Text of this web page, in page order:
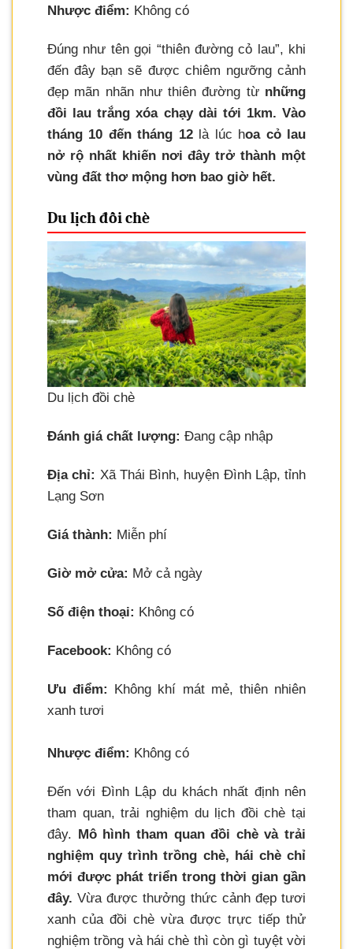
Nhược điểm: Không có
Đúng như tên gọi “thiên đường cỏ lau”, khi
đến đây bạn sẽ được chiêm ngưỡng cảnh
đẹp mãn nhãn như thiên đường từ những
đồi lau trắng xóa chạy dài tới 1km. Vào
tháng 10 đến tháng 12là lúc hoa cỏ lau
nở rộ nhất khiến nơi đây trở thành một
vùng đất thơ mộng hơn bao giờ hết.
Du lịch đồi chè
Du lịch đồi chè
Đánh giá chất lượng: Đang cập nhập
Địa chỉ: Xã Thái Bình, huyện Đình Lập, tỉnh
Lạng Sơn
Giá thành: Miễn phí
Giờ mở cửa: Mở cả ngày
Số điện thoại: Không có
Facebook: Không có
Ưu điểm:
Không khí mát mẻ, thiên nhiên
xanh tươi
Nhược điểm: Không có
Đến với Đình Lập du khách nhất định nên
tham quan, trải nghiệm du lịch đồi chè tại
đây.
Mô hình tham quan đồi chè và trải
nghiệm quy trình trồng chè, hái chè chỉ
mới được phát triển trong thời gian gần
đây. Vừa được thưởng thức cảnh đẹp tươi
xanh của đồi chè vừa được trực tiếp thử
nghiệm trồng và hái chè thì còn gì tuyệt vời